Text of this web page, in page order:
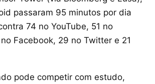
passaram 95 minutos por dia
74 no YouTube, 51 no
Facebook, 29 no Twitter e 21
pode competir com estudo,